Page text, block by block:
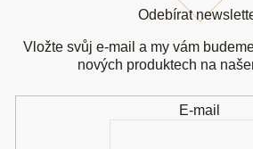
Odebírat
Vložte svůj e-mail a my vám
nových produktech na
E-mail